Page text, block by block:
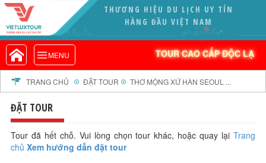
THƯƠNG HIỆU DU LỊCH UY TÍN
HÀNG ĐẦU VIỆT NAM
MENU TOUR CAO CẤP ĐỘC LẠ
VIETLUXTOUR.COM
TOUR CAO CẤP ĐỘC LẠ
TOUR TRONG NƯỚC
TOUR NƯỚC NGOÀI
TOUR KHỞI HÀNH TỪ HÀ NỘI
TOUR KHỞI HÀNH TỪ ĐÀ NẴNG
TOUR KHỞI HÀNH TỪ CẦN THƠ
TOUR ĐOÀN - M.I.C.E
TRANG CHỦ ĐẶT TOUR THƠ MỘNG XỨ HÀN SEOUL ...
ĐẶT TOUR
Tour đã hết chỗ. Vui lòng chọn tour khác, hoặc quay lạiTrang
chủ Xem hướng dẫn đặt tour